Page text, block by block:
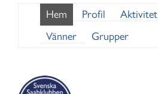
Hem Profil Aktivitet
Vänner
Grupper